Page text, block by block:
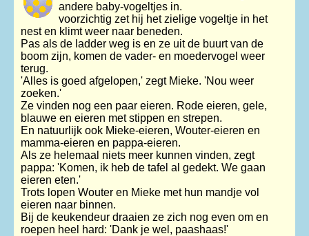
andere baby-vogeltjes in.
voorzichtig zet hij het zielige vogeltje in het
nest en klimt weer naar beneden.
Pas als de ladder weg is en ze uit de buurt van de
boom zijn, komen de vader- en moedervogel weer
terug.
'Alles is goed afgelopen,' zegt Mieke. 'Nou weer
zoeken.'
Ze vinden nog een paar eieren. Rode eieren, gele,
blauwe en eieren met stippen en strepen.
En natuurlijk ook Mieke-eieren, Wouter-eieren en
mamma-eieren en pappa-eieren.
Als ze helemaal niets meer kunnen vinden, zegt
pappa: 'Komen, ik heb de tafel al gedekt. We gaan
eieren eten.'
Trots lopen Wouter en Mieke met hun mandje vol
eieren naar binnen.
Bij de keukendeur draaien ze zich nog even om en
roepen heel hard: 'Dank je wel, paashaas!'